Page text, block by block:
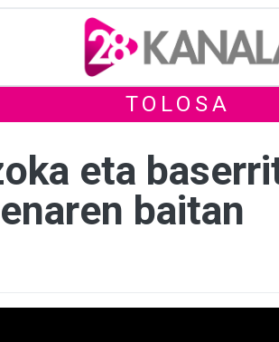
TOLOSA
eta
baitan